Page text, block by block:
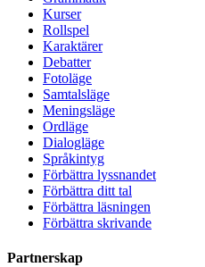
Kurser
Rollspel
Karaktärer
Debatter
Fotoläge
Samtalsläge
Meningsläge
Ordläge
Dialogläge
Språkintyg
Förbättra lyssnandet
Förbättra ditt tal
Förbättra läsningen
Förbättra skrivande
Partnerskap